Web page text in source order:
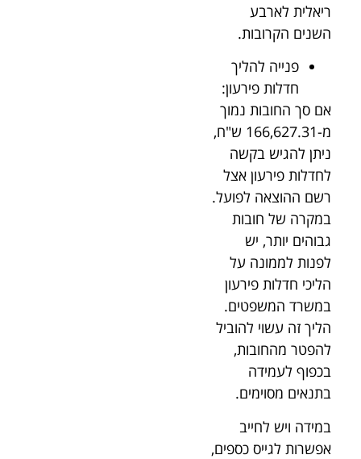
ריאלית לארבע
השנים הקרובות.
פנייה להליך
חדלות פירעון:
אם סך החובות נמוך
מ-166,627.31 ש"ח,
ניתן להגיש בקשה
לחדלות פירעון אצל
רשם ההוצאה לפועל.
במקרה של חובות
גבוהים יותר, יש
לפנות לממונה על
הליכי חדלות פירעון
במשרד המשפטים.
הליך זה עשוי להוביל
להפטר מהחובות,
בכפוף לעמידה
בתנאים מסוימים.
במידה ויש לחייב
אפשרות לגייס כספים,